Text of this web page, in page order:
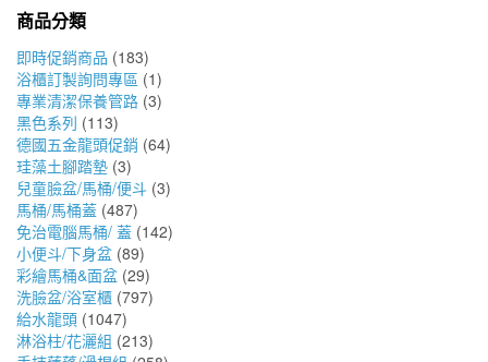
鍵
商品分類
即時促銷商品 (183)
浴櫃訂製詢問專區 (1)
專業清潔保養管路 (3)
黑色系列 (113)
德國五金龍頭促銷 (64)
珪藻土腳踏墊 (3)
兒童臉盆/馬桶/便斗 (3)
馬桶/馬桶蓋 (487)
免治電腦馬桶/ 蓋 (142)
小便斗/下身盆 (89)
彩繪馬桶&面盆 (29)
洗臉盆/浴室櫃 (797)
給水龍頭 (1047)
淋浴柱/花灑組 (213)